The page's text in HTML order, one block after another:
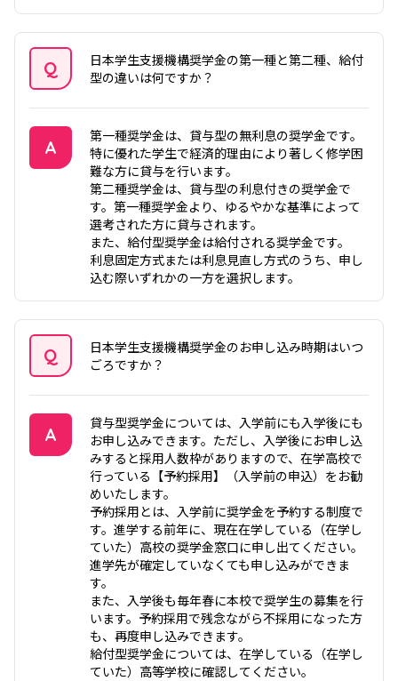
Q
日本学生支援機構奨学金の第一種と第二種、給付
型の違いは何ですか？
A
第一種奨学金は、貸与型の無利息の奨学金です。
特に優れた学生で経済的理由により著しく修学困
難な方に貸与を行います。
第二種奨学金は、貸与型の利息付きの奨学金で
す。第一種奨学金より、ゆるやかな基準によって
選考された方に貸与されます。
また、給付型奨学金は給付される奨学金です。
利息固定方式または利息見直し方式のうち、申し
込む際いずれかの一方を選択します。
Q
日本学生支援機構奨学金のお申し込み時期はいつ
ごろですか？
A
貸与型奨学金については、入学前にも入学後にも
お申し込みできます。ただし、入学後にお申し込
みすると採用人数枠がありますので、在学高校で
行っている【予約採用】（入学前の申込）をお勧
めいたします。
予約採用とは、入学前に奨学金を予約する制度で
す。進学する前年に、現在在学している（在学し
ていた）高校の奨学金窓口に申し出てください。
進学先が確定していなくても申し込みができま
す。
また、入学後も毎年春に本校で奨学生の募集を行
います。予約採用で残念ながら不採用になった方
も、再度申し込みできます。
給付型奨学金については、在学している（在学し
ていた）高等学校に確認してください。